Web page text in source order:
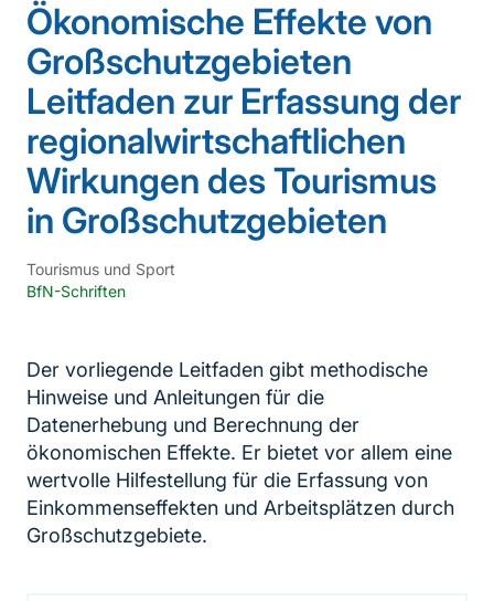
Ökonomische Effekte von
Großschutzgebieten
Leitfaden zur Erfassung der
regionalwirtschaftlichen
Wirkungen des Tourismus
in Großschutzgebieten
Tourismus und Sport
BfN-Schriften
Der vorliegende Leitfaden gibt methodische
Hinweise und Anleitungen für die
Datenerhebung und Berechnung der
ökonomischen Effekte. Er bietet vor allem eine
wertvolle Hilfestellung für die Erfassung von
Einkommenseffekten und Arbeitsplätzen durch
Großschutzgebiete.